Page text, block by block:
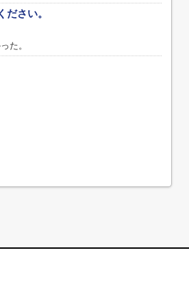
さい。
た。